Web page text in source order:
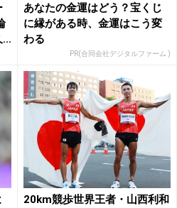
あなたの金運はどう？宝くじ
に縁がある時、金運はこう変
わる
PR(合同会社デジタルファーム )
20km競歩世界王者・山西利和